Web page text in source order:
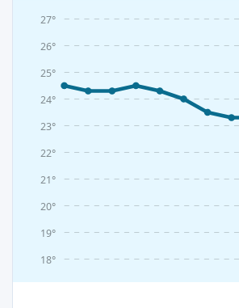
18°
19°
20°
21°
22°
23°
24°
25°
26°
27°